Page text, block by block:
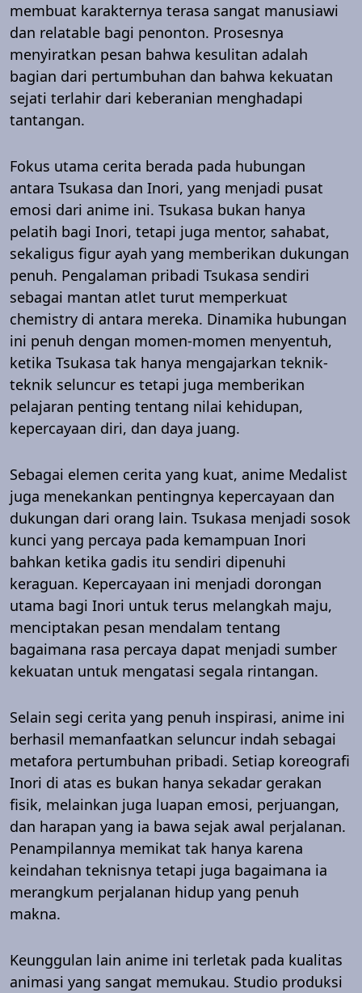
membuat karakternya terasa sangat manusiawi
dan relatable bagi penonton. Prosesnya
menyiratkan pesan bahwa kesulitan adalah
bagian dari pertumbuhan dan bahwa kekuatan
sejati terlahir dari keberanian menghadapi
tantangan.
Fokus utama cerita berada pada hubungan
antara Tsukasa dan Inori, yang menjadi pusat
emosi dari anime ini. Tsukasa bukan hanya
pelatih bagi Inori, tetapi juga mentor, sahabat,
sekaligus figur ayah yang memberikan dukungan
penuh. Pengalaman pribadi Tsukasa sendiri
sebagai mantan atlet turut memperkuat
chemistry di antara mereka. Dinamika hubungan
ini penuh dengan momen-momen menyentuh,
ketika Tsukasa tak hanya mengajarkan teknik-
teknik seluncur es tetapi juga memberikan
pelajaran penting tentang nilai kehidupan,
kepercayaan diri, dan daya juang.
Sebagai elemen cerita yang kuat, anime Medalist
juga menekankan pentingnya kepercayaan dan
dukungan dari orang lain. Tsukasa menjadi sosok
kunci yang percaya pada kemampuan Inori
bahkan ketika gadis itu sendiri dipenuhi
keraguan. Kepercayaan ini menjadi dorongan
utama bagi Inori untuk terus melangkah maju,
menciptakan pesan mendalam tentang
bagaimana rasa percaya dapat menjadi sumber
kekuatan untuk mengatasi segala rintangan.
Selain segi cerita yang penuh inspirasi, anime ini
berhasil memanfaatkan seluncur indah sebagai
metafora pertumbuhan pribadi. Setiap koreografi
Inori di atas es bukan hanya sekadar gerakan
fisik, melainkan juga luapan emosi, perjuangan,
dan harapan yang ia bawa sejak awal perjalanan.
Penampilannya memikat tak hanya karena
keindahan teknisnya tetapi juga bagaimana ia
merangkum perjalanan hidup yang penuh
makna.
Keunggulan lain anime ini terletak pada kualitas
animasi yang sangat memukau. Studio produksi